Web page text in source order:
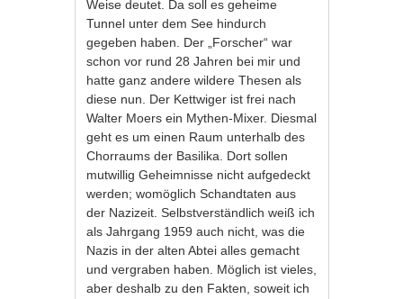
Weise deutet. Da soll es geheime
Tunnel unter dem See hindurch
gegeben haben. Der „Forscher“ war
schon vor rund 28 Jahren bei mir und
hatte ganz andere wildere Thesen als
diese nun. Der Kettwiger ist frei nach
Walter Moers ein Mythen-Mixer. Diesmal
geht es um einen Raum unterhalb des
Chorraums der Basilika. Dort sollen
mutwillig Geheimnisse nicht aufgedeckt
werden; womöglich Schandtaten aus
der Nazizeit. Selbstverständlich weiß ich
als Jahrgang 1959 auch nicht, was die
Nazis in der alten Abtei alles gemacht
und vergraben haben. Möglich ist vieles,
aber deshalb zu den Fakten, soweit ich